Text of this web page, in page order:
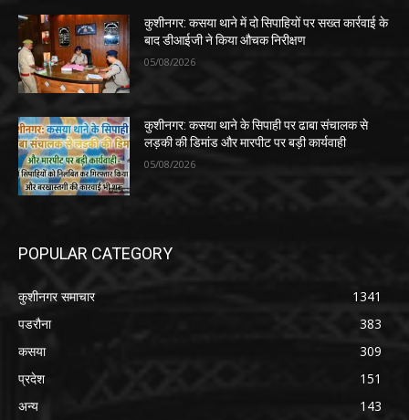
कुशीनगर: कसया थाने में दो सिपाहियों पर सख्त कार्रवाई के
बाद डीआईजी ने किया औचक निरीक्षण
05/08/2026
कुशीनगर: कसया थाने के सिपाही पर ढाबा संचालक से
लड़की की डिमांड और मारपीट पर बड़ी कार्यवाही
05/08/2026
POPULAR CATEGORY
कुशीनगर समाचार
1341
पडरौना
383
कसया
309
प्रदेश
151
अन्य
143